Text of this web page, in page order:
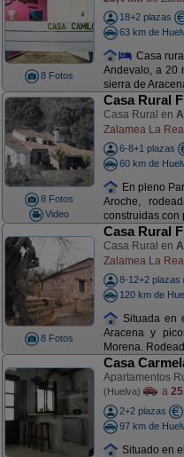
8 Fotos
18+2 plazas
63 km de
Casa
Andevalo, a 20
sierra de
8 Fotos
Video
Casa Rural
Casa Rural en
Zalamea La
6-8+1 plazas
60 km de
En pleno
Aroche,
construidas con
8 Fotos
Casa Rural
Casa Rural en
Zalamea La
8-12+2 plazas
120 km de
Situada en
Aracena y
Morena.
Casa
Apartamentos
(Huelva) a
2+2 plazas
97 km de
Situado en